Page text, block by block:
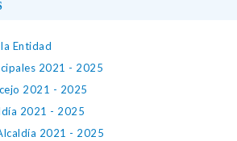
Entidad
2021 - 2025
2021 - 2025
2021 - 2025
2021 - 2025